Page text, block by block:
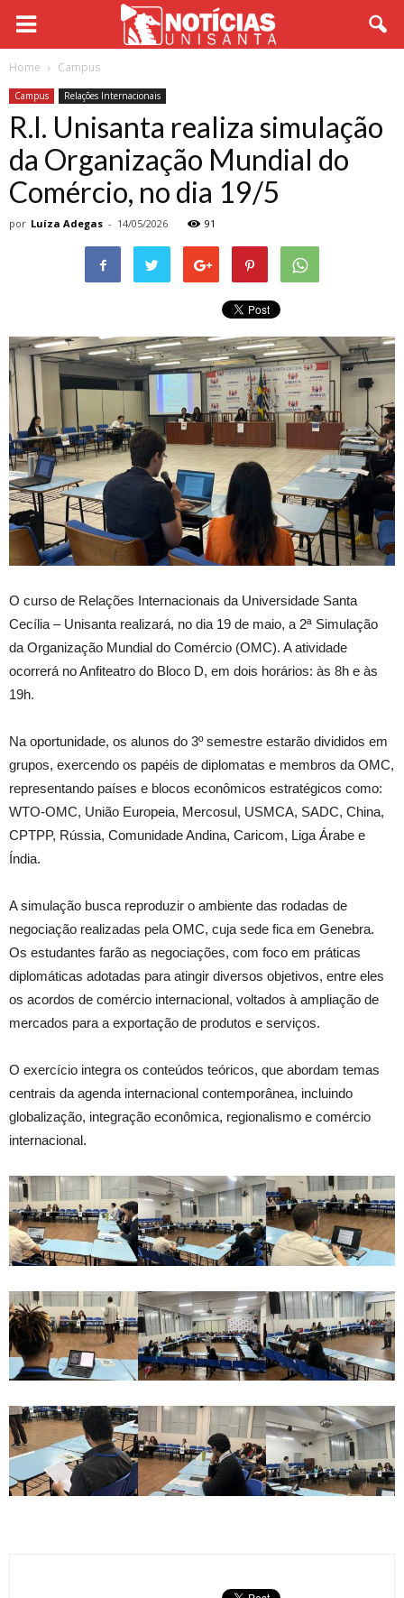
Home Campus
Campus Relações Internacionais
R.I. Unisanta realiza simulação
da Organização Mundial do
Comércio, no dia 19/5
por Luíza Adegas - 14/05/2026 91
O curso de Relações Internacionais da Universidade Santa
Cecília – Unisanta realizará, no dia 19 de maio, a 2ª Simulação
da Organização Mundial do Comércio (OMC). A atividade
ocorrerá no Anfiteatro do Bloco D, em dois horários: às 8h e às
19h.
Na oportunidade, os alunos do 3º semestre estarão divididos em
grupos, exercendo os papéis de diplomatas e membros da OMC,
representando países e blocos econômicos estratégicos como:
WTO-OMC, União Europeia, Mercosul, USMCA, SADC, China,
CPTPP, Rússia, Comunidade Andina, Caricom, Liga Árabe e
Índia.
A simulação busca reproduzir o ambiente das rodadas de
negociação realizadas pela OMC, cuja sede fica em Genebra.
Os estudantes farão as negociações, com foco em práticas
diplomáticas adotadas para atingir diversos objetivos, entre eles
os acordos de comércio internacional, voltados à ampliação de
mercados para a exportação de produtos e serviços.
O exercício integra os conteúdos teóricos, que abordam temas
centrais da agenda internacional contemporânea, incluindo
globalização, integração econômica, regionalismo e comércio
internacional.